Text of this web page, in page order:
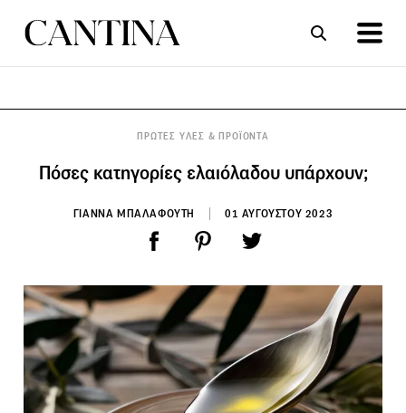
ΣΥΝΤΑΓΕΣ ΑΡΘΡΑ
ΠΡΩΤΕΣ ΥΛΕΣ & ΠΡΟΪΟΝΤΑ
Πόσες κατηγορίες ελαιόλαδου υπάρχουν;
ΓΙΑΝΝΑ ΜΠΑΛΑΦΟΥΤΗ 01 ΑΥΓΟΥΣΤΟΥ 2023